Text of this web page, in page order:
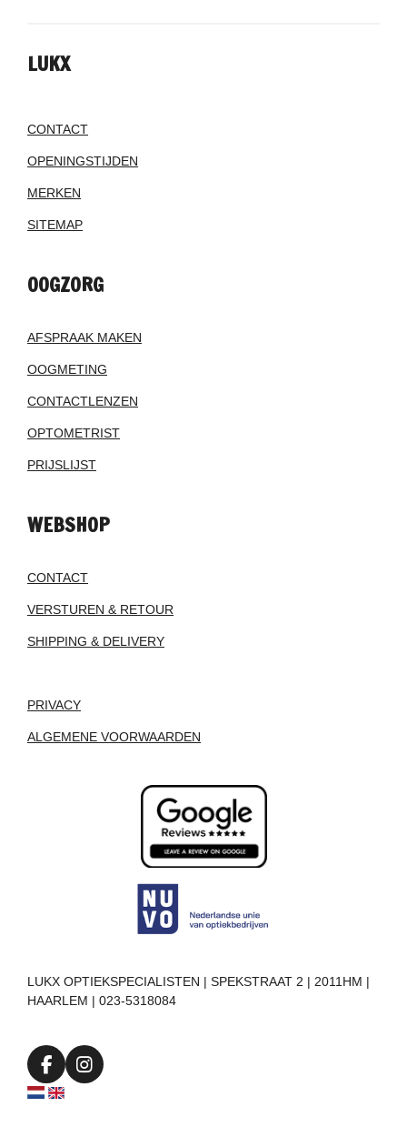
LUKX
CONTACT
OPENINGSTIJDEN
MERKEN
SITEMAP
OOGZORG
AFSPRAAK MAKEN
OOGMETING
CONTACTLENZEN
OPTOMETRIST
PRIJSLIJST
WEBSHOP
CONTACT
VERSTUREN & RETOUR
SHIPPING & DELIVERY
PRIVACY
ALGEMENE VOORWAARDEN
LUKX OPTIEKSPECIALISTEN | SPEKSTRAAT 2 | 2011HM |
HAARLEM | 023-5318084
F
a
I